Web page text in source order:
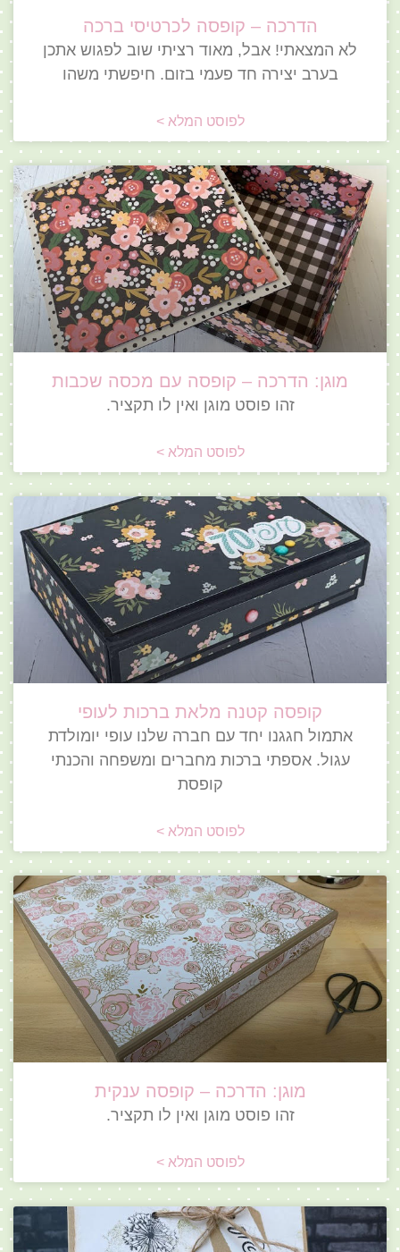
הדרכה – קופסה לכרטיסי ברכה
לא המצאתי! אבל, מאוד רציתי שוב לפגוש אתכן
בערב יצירה חד פעמי בזום. חיפשתי משהו
לפוסט המלא >
מוגן: הדרכה – קופסה עם מכסה שכבות
זהו פוסט מוגן ואין לו תקציר.
לפוסט המלא >
קופסה קטנה מלאת ברכות לעופי
אתמול חגגנו יחד עם חברה שלנו עופי יומולדת
עגול. אספתי ברכות מחברים ומשפחה והכנתי
קופסת
לפוסט המלא >
מוגן: הדרכה – קופסה ענקית
זהו פוסט מוגן ואין לו תקציר.
לפוסט המלא >